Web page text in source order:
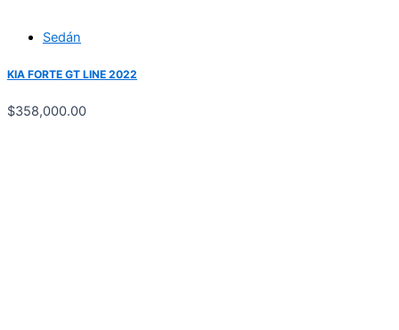
Sedán
KIA FORTE GT LINE 2022
$358,000.00